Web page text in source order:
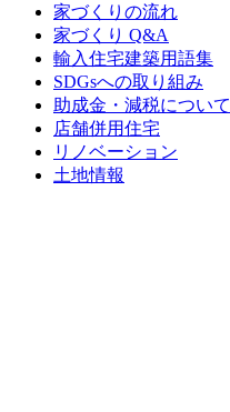
家づくりの流れ
家づくり Q&A
輸入住宅建築用語集
SDGsへの取り組み
助成金・減税について
店舗併用住宅
リノベーション
土地情報